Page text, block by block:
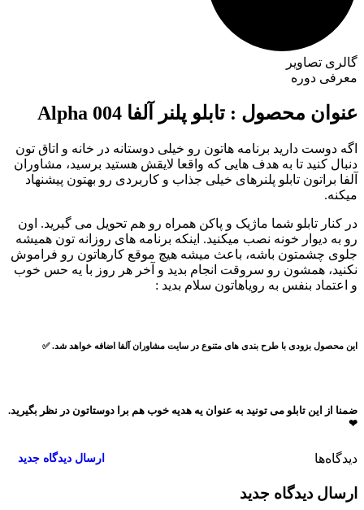
گالری تصاویر
معرفی دوره
عنوان محصول : تابلو پلنر آلفا Alpha 004
اگه دوست دارید برنامه هاتون رو خیلی دوستانه در خانه و اتاق تون
دنبال کنید تا به هدف هایی که واقعا لایقش هستید برسید، مشاوران
آلفا براتون تابلو پلنرهای خیلی جذاب و کاربردی رو بهتون پیشنهاد
میکنه.
در کنار تابلو شما ماژیک و پاکن همراه رو هم تحویل می گیرید. اون
رو به دیوار خونه نصب میکنید. اینکه برنامه های روزانه تون همیشه
جلوی چشمتون باشه، باعث میشه هیچ موقع کارهاتون رو فراموش
نکنید، همشون رو سروقت انجام بدید و آخر هر روز با یه حس خوب
و اعتماد بنفس به رویاهاتون سلام بدید :
این محصول بزودی با طرح بندی های متنوع در سایت مشاوران آلفا اضافه خواهد شد. ✅
ضمنا از این تابلو می تونید به عنوان یه هدیه خوب هم برا دوستاتون در نظر بگیرید.
❤
دیدگاه‌ها ارسال دیدگاه جدید
ارسال دیدگاه جدید